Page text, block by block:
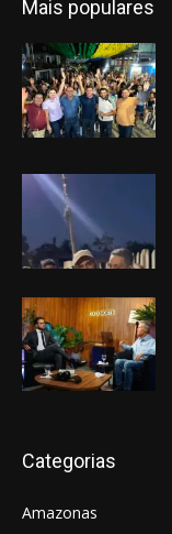
Mais populares
Categorias
Amazonas